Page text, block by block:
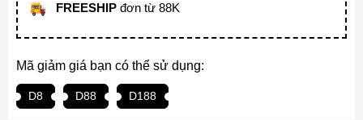
FREESHIP đơn từ 88K
Mã giảm giá bạn có thể sử dụng:
D8 D88 D188